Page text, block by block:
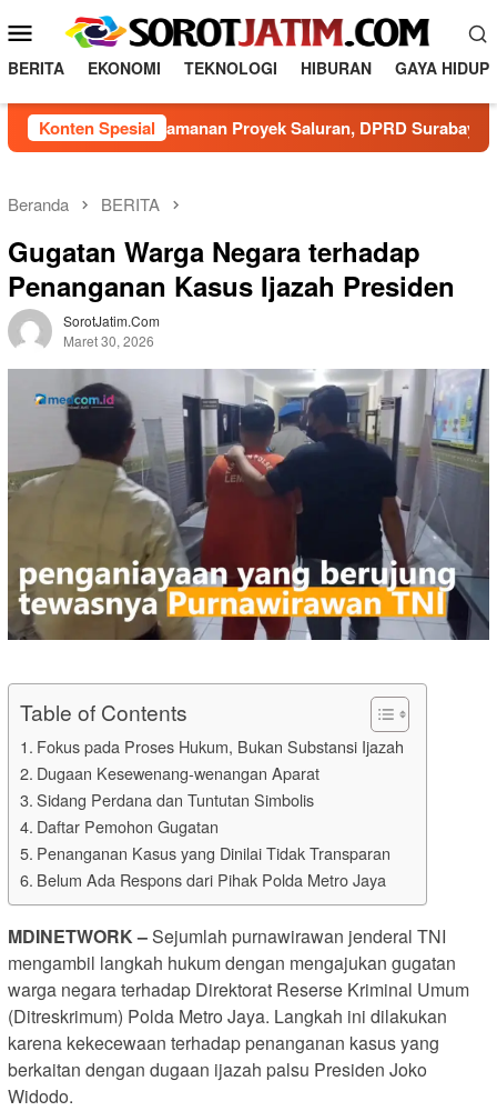
o
a
e
u
M
b
l
e
BERITA EKONOMI TEKNOLOGI HIBURAN GAYA HIDUP
Konten Spesial
Minim Pengamanan Proyek Saluran, DPRD Surabaya Minta
Beranda BERITA
Gugatan Warga Negara terhadap
Penanganan Kasus Ijazah Presiden
SorotJatim.com
Maret 30, 2026
Table of Contents
Fokus pada Proses Hukum, Bukan Substansi Ijazah
Dugaan Kesewenang-wenangan Aparat
Sidang Perdana dan Tuntutan Simbolis
Daftar Pemohon Gugatan
Penanganan Kasus yang Dinilai Tidak Transparan
Belum Ada Respons dari Pihak Polda Metro Jaya
MDINETWORK–Sejumlah purnawirawan jenderal TNI
mengambil langkah hukum dengan mengajukan gugatan
warga negara terhadap Direktorat Reserse Kriminal Umum
(Ditreskrimum) Polda Metro Jaya. Langkah ini dilakukan
karena kekecewaan terhadap penanganan kasus yang
berkaitan dengan dugaan ijazah palsu Presiden Joko
Widodo.